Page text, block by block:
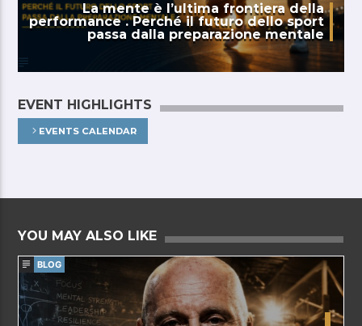
La mente è l’ultima frontiera della
performance . Perché il futuro dello sport
passa dalla preparazione mentale
EVENT HIGHLIGHTS
EVENTS CALENDAR
YOU MAY ALSO LIKE
BLOG